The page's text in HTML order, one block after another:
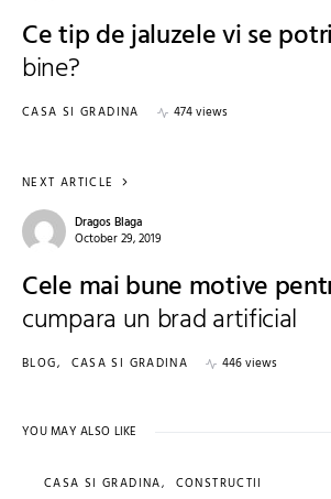
Ce tip de jaluzele vi se
bine?
CASA SI GRADINA 474 views
NEXT ARTICLE
Dragos Blaga
October 29, 2019
Cele mai bune motive
cumpara un brad artificial
BLOG CASA SI GRADINA 446 views
YOU MAY ALSO LIKE
CASA SI GRADINA CONSTRUCTII